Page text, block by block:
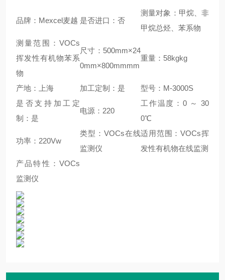
品牌：Mexcel麦越 是否进口：否
测量对象：甲烷、非
甲烷总烃、苯系物
测量范围：VOCs
挥发性有机物苯系
物
尺寸：500mm×24
0mm×800mmmm
重量：58kgkg
产地：上海 加工定制：是
型号：M-3000S
是否支持加工定
制：是
电源：220
工作温度：0 ～ 30
0℃
功率：220Vw
类型：VOCs在线
监测仪
适用范围：VOCs挥
发性有机物在线监测
产品特性：VOCs
监测仪